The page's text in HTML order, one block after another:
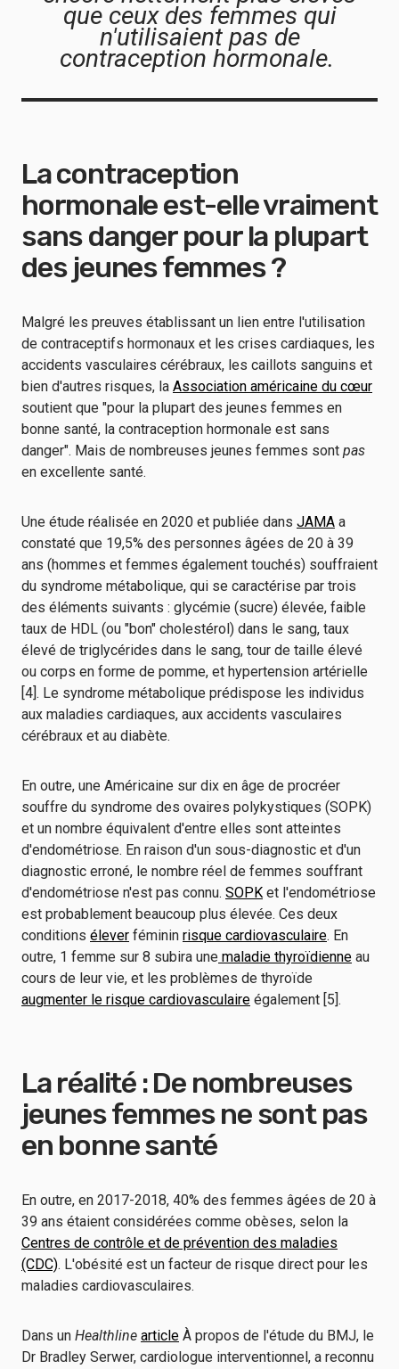
que ceux des femmes qui
n'utilisaient pas de
contraception hormonale.
La contraception
hormonale est-elle vraiment
sans danger pour la plupart
des jeunes femmes ?
Malgré les preuves établissant un lien entre l'utilisation
de contraceptifs hormonaux et les crises cardiaques, les
accidents vasculaires cérébraux, les caillots sanguins et
bien d'autres risques, la Association américaine du cœur
soutient que "pour la plupart des jeunes femmes en
bonne santé, la contraception hormonale est sans
danger". Mais de nombreuses jeunes femmes sont pas
en excellente santé.
Une étude réalisée en 2020 et publiée dans JAMA a
constaté que 19,5% des personnes âgées de 20 à 39
ans (hommes et femmes également touchés) souffraient
du syndrome métabolique, qui se caractérise par trois
des éléments suivants : glycémie (sucre) élevée, faible
taux de HDL (ou "bon" cholestérol) dans le sang, taux
élevé de triglycérides dans le sang, tour de taille élevé
ou corps en forme de pomme, et hypertension artérielle
[4]. Le syndrome métabolique prédispose les individus
aux maladies cardiaques, aux accidents vasculaires
cérébraux et au diabète.
En outre, une Américaine sur dix en âge de procréer
souffre du syndrome des ovaires polykystiques (SOPK)
et un nombre équivalent d'entre elles sont atteintes
d'endométriose. En raison d'un sous-diagnostic et d'un
diagnostic erroné, le nombre réel de femmes souffrant
d'endométriose n'est pas connu. SOPK et l'endométriose
est probablement beaucoup plus élevée. Ces deux
conditions élever féminin risque cardiovasculaire. En
outre, 1 femme sur 8 subira une maladie thyroïdienne au
cours de leur vie, et les problèmes de thyroïde
augmenter le risque cardiovasculaire également [5].
La réalité : De nombreuses
jeunes femmes ne sont pas
en bonne santé
En outre, en 2017-2018, 40% des femmes âgées de 20 à
39 ans étaient considérées comme obèses, selon la
Centres de contrôle et de prévention des maladies
(CDC). L'obésité est un facteur de risque direct pour les
maladies cardiovasculaires.
Dans un Healthline article À propos de l'étude du BMJ, le
Dr Bradley Serwer, cardiologue interventionnel, a reconnu